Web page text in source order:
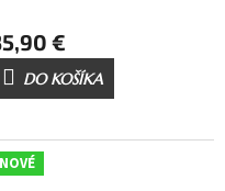
€
DO KOŠÍKA
NOVÉ